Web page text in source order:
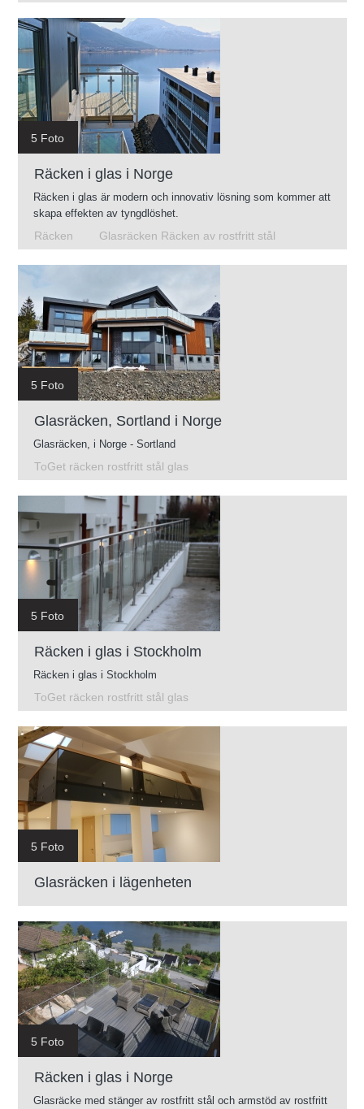
5 Foto
Räcken i glas i Norge
Räcken i glas är modern och innovativ lösning som kommer att
skapa effekten av tyngdlöshet.
Räcken
Glasräcken Räcken av rostfritt stål
5 Foto
Glasräcken, Sortland i Norge
Glasräcken, i Norge - Sortland
ToGet räcken rostfritt stål glas
5 Foto
Räcken i glas i Stockholm
Räcken i glas i Stockholm
ToGet räcken rostfritt stål glas
5 Foto
Glasräcken i lägenheten
5 Foto
Räcken i glas i Norge
Glasräcke med stänger av rostfritt stål och armstöd av rostfritt